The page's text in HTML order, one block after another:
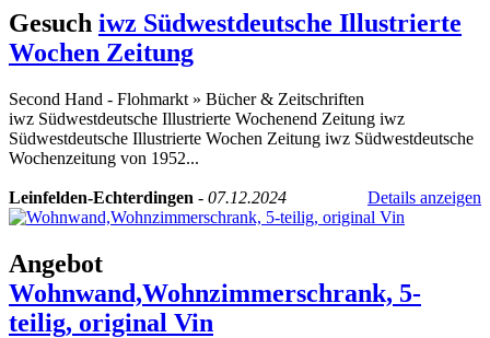
Gesuch iwz Südwestdeutsche Illustrierte
Wochen Zeitung
Second Hand - Flohmarkt » Bücher & Zeitschriften
iwz Südwestdeutsche Illustrierte Wochenend Zeitung iwz
Südwestdeutsche Illustrierte Wochen Zeitung iwz Südwestdeutsche
Wochenzeitung von 1952...
Leinfelden-Echterdingen - 07.12.2024 Details anzeigen
Angebot
Wohnwand,Wohnzimmerschrank, 5-
teilig, original Vin